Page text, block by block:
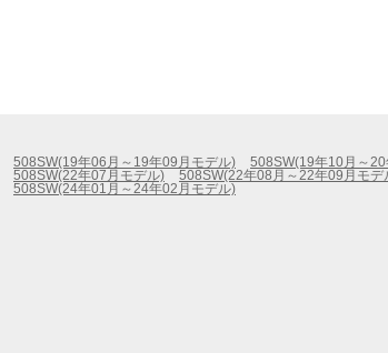
508SW(19年06月～19年09月モデル) 508SW(19年10月～
508SW(22年07月モデル) 508SW(22年08月～22年09月モデ
508SW(24年01月～24年02月モデル)